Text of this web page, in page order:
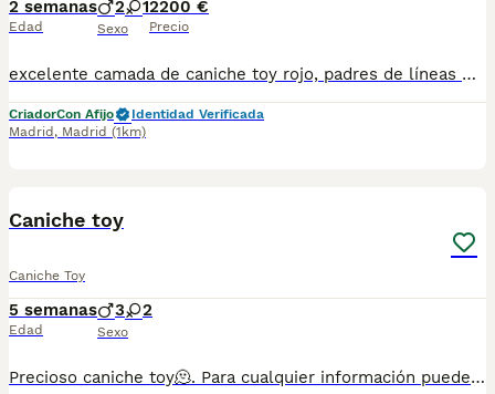
2 semanas
Edad
2 1
Sexo
2200 €
Precio
excelente camada de caniche toy rojo, padres de líneas muy selectas, con los mejores pedigríes de la actualidad, cachorros preciosos 📞689810407 INFORMACION📞
CriadorCon Afijo
Identidad Verificada
Madrid , Madrid (1km)
Caniche toy
Caniche Toy
5 semanas
Edad
3 2
Sexo
Precioso caniche toy🫠. Para cualquier información puedes contactar en el teléfono 632 109 444. Entrega disponible para finales de agosto.